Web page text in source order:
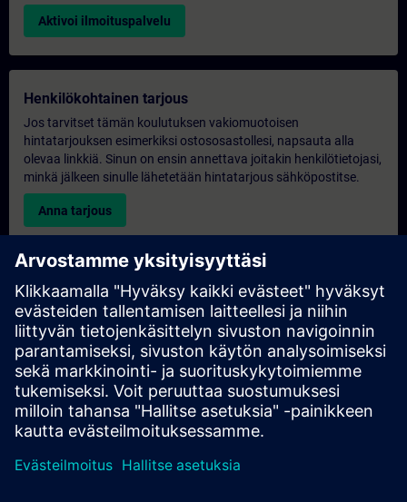
Aktivoi ilmoituspalvelu
Henkilökohtainen tarjous
Jos tarvitset tämän koulutuksen vakiomuotoisen
hintatarjouksen esimerkiksi ostososastollesi, napsauta alla
olevaa linkkiä. Sinun on ensin annettava joitakin henkilötietojasi,
minkä jälkeen sinulle lähetetään hintatarjous sähköpostitse.
Anna tarjous
Yksinomainen koulutustiedustelu
Täytä alla oleva kyselylomake, jos haluat tarjouksen
yksinoikeudella järjestettävästä koulutuksesta joko paikan
päällä, virtuaalisesti tai SITRAIN-koulutuskeskuksessamme.
Tämäntyyppinen pyyntö sopii suuremmille ryhmille (vähintään 6
henkilöä). Kun olet antanut yhteystietosi ja koulutustarpeesi,
saat meiltä tarjouksen.
Pyydä yksinoikeudella tarjous